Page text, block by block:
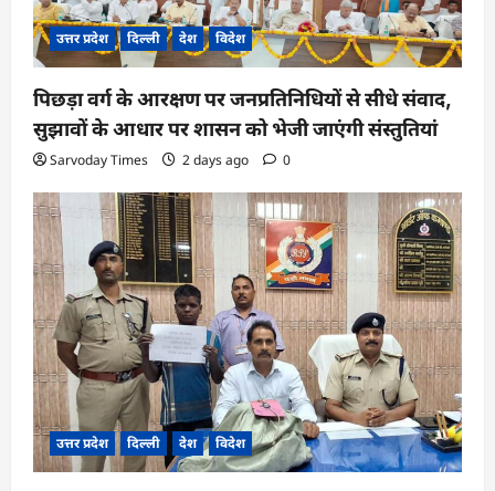
उत्तर प्रदेश दिल्ली देश विदेश
पिछड़ा वर्ग के आरक्षण पर जनप्रतिनिधियों से सीधे संवाद,
सुझावों के आधार पर शासन को भेजी जाएंगी संस्तुतियां
Sarvoday Times 2 days ago 0
उत्तर प्रदेश दिल्ली देश विदेश